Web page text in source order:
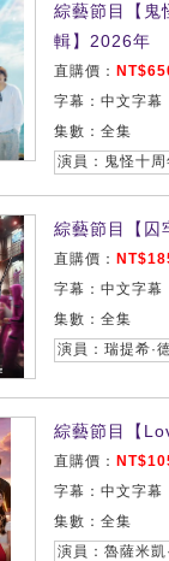
綜藝節目【鬼
輯】2026年
直購價：
字幕：中文字幕
集數：全集
綜藝節目【囚
直購價：
字幕：中文字幕
集數：全集
演員：瑞提希·
綜藝節目【
直購價：
字幕：中文字幕
集數：全集